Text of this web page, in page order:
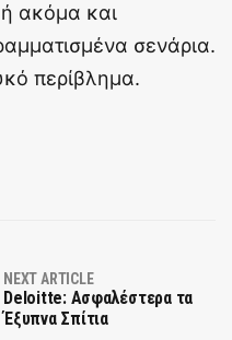
ακόμα και
σενάρια.
περίβλημα.
NEXT ARTICLE
Deloitte: Ασφαλέστερα τα
Έξυπνα Σπίτια